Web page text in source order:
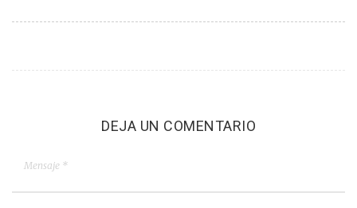
DEJA UN COMENTARIO